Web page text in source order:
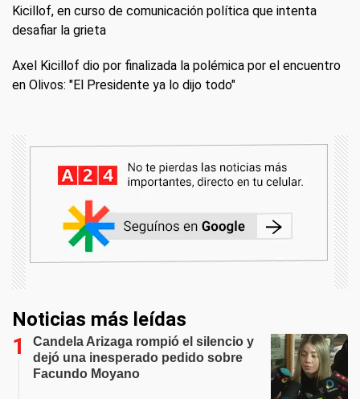
Kicillof, en curso de comunicación política que intenta
desafiar la grieta
Axel Kicillof dio por finalizada la polémica por el encuentro
en Olivos: "El Presidente ya lo dijo todo"
Noticias más leídas
Candela Arizaga rompió el silencio y
dejó una inesperado pedido sobre
Facundo Moyano